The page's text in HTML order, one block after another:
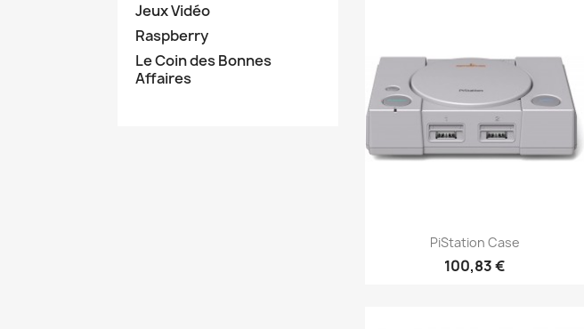
Jeux Vidéo
Raspberry
Le Coin des Bonnes
Affaires
Aperçu rapide
PiStation Case
100,83 €